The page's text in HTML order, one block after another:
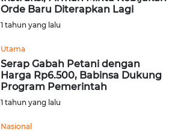
Orde Baru Diterapkan Lagi
1 tahun yang lalu
Utama
Serap Gabah Petani dengan
Harga Rp6.500, Babinsa Dukung
Program Pemerintah
1 tahun yang lalu
Nasional